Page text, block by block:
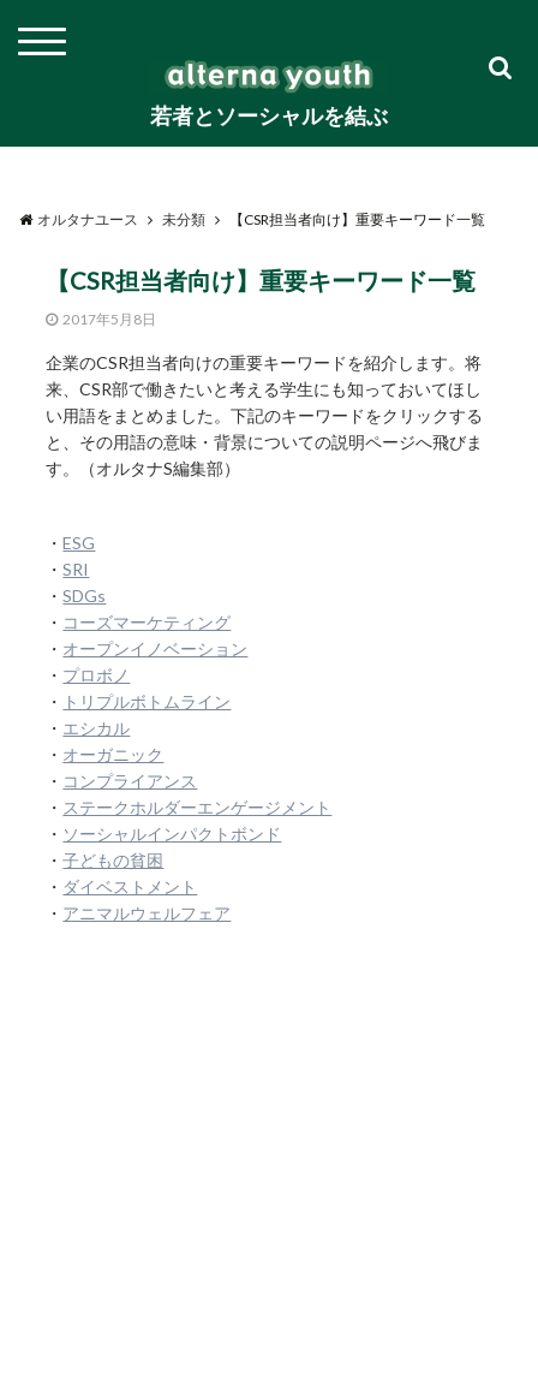
若者とソーシャルを結ぶ
オルタナユース 未分類 【CSR担当者向け】重要キーワード一覧
【CSR担当者向け】重要キーワード一覧
2017年5月8日
企業のCSR担当者向けの重要キーワードを紹介します。将
来、CSR部で働きたいと考える学生にも知っておいてほし
い用語をまとめました。下記のキーワードをクリックする
と、その用語の意味・背景についての説明ページへ飛びま
す。（オルタナS編集部）
・ESG
・SRI
・SDGs
・ コーズマーケティング
・ オープンイノベーション
・ プロボノ
・ トリプルボトムライン
・ エシカル
・ オーガニック
・ コンプライアンス
・ ステークホルダーエンゲージメント
・ ソーシャルインパクトボンド
・子どもの貧困
・ ダイベストメント
・ アニマルウェルフェア